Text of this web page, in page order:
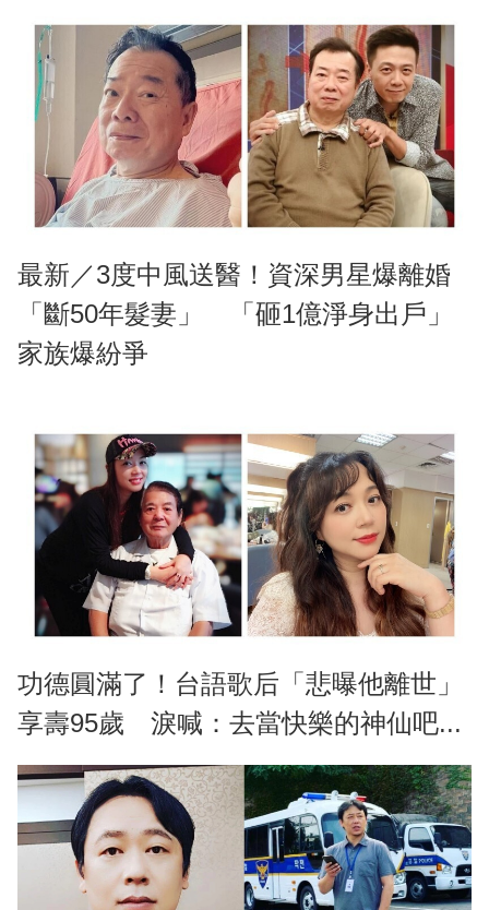
最新／3度中風送醫！資深男星爆離婚
「斷50年髮妻」 「砸1億淨身出戶」
家族爆紛爭
功德圓滿了！台語歌后「悲曝他離世」
享壽95歲 淚喊：去當快樂的神仙吧...